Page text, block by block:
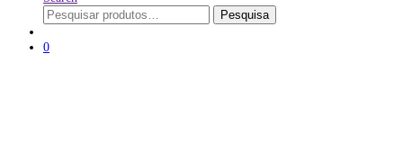
Pesquisar
por:
Pesquisa
0